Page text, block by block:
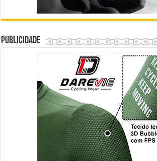
Publicidade